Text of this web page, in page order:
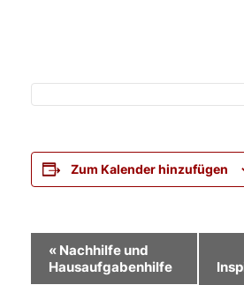
Zum Kalender hinzufügen
Veranstaltung-
Navigation
« Nachhilfe und
Hausaufgabenhilfe